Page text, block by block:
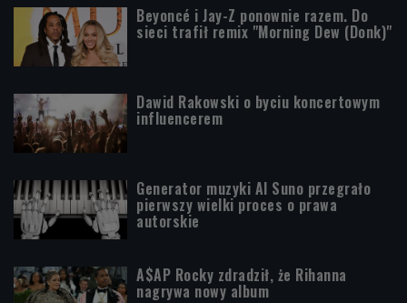
Beyoncé i Jay-Z ponownie razem. Do
sieci trafił remix "Morning Dew (Donk)"
Dawid Rakowski o byciu koncertowym
influencerem
Generator muzyki AI Suno przegrało
pierwszy wielki proces o prawa
autorskie
A$AP Rocky zdradził, że Rihanna
nagrywa nowy album